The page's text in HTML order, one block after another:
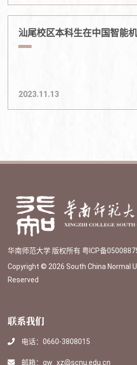
汕尾校区本科生在中国智能
2023.11.13
华南师范大学 版权所有 粤ICP备
Copyright © 2026 South China Normal
Reserved
联系我们
电话：0660-3808015
邮箱：gw_xz@scnu.edu.cn